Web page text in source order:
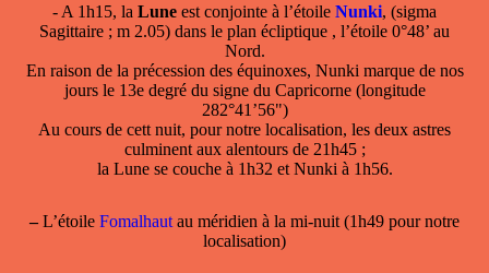
- A 1h15, la Lune est conjointe à l’étoile Nunki, (sigma
Sagittaire ; m 2.05) dans le plan écliptique , l’étoile 0°48’ au
Nord.
En raison de la précession des équinoxes, Nunki marque de nos
jours le 13e degré du signe du Capricorne (longitude
282°41’56")
Au cours de cett nuit, pour notre localisation, les deux astres
culminent aux alentours de 21h45 ;
la Lune se couche à 1h32 et Nunki à 1h56.
–L’étoile Fomalhaut au méridien à la mi-nuit (1h49 pour notre
localisation)